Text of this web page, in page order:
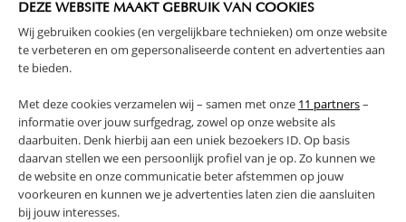
DEZE WEBSITE MAAKT GEBRUIK VAN COOKIES
Wij gebruiken cookies (en vergelijkbare technieken) om onze website
te verbeteren en om gepersonaliseerde content en advertenties aan
te bieden.
Met deze cookies verzamelen wij – samen met onze 11 partners–
informatie over jouw surfgedrag, zowel op onze website als
daarbuiten. Denk hierbij aan een uniek bezoekers ID. Op basis
daarvan stellen we een persoonlijk profiel van je op. Zo kunnen we
de website en onze communicatie beter afstemmen op jouw
voorkeuren en kunnen we je advertenties laten zien die aansluiten
bij jouw interesses.
VAAK SAMEN GEKOCHT